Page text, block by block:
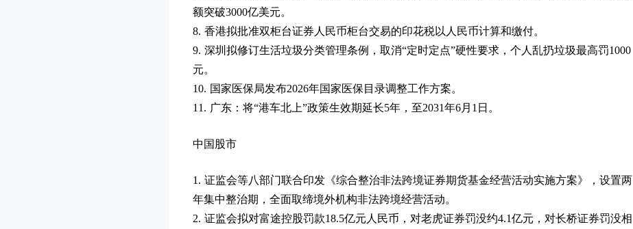
额突破3000亿美元。
8. 香港拟批准双柜台证券人民币柜台交易的印花税以人民币计算和缴付。
9. 深圳拟修订生活垃圾分类管理条例，取消“定时定点”硬性要求，个人乱扔垃圾最高罚1000
元。
10. 国家医保局发布2026年国家医保目录调整工作方案。
11. 广东：将“港车北上”政策生效期延长5年，至2031年6月1日。
中国股市
1. 证监会等八部门联合印发《综合整治非法跨境证券期货基金经营活动实施方案》，设置两
年集中整治期，全面取缔境外机构非法跨境经营活动。
2. 证监会拟对富途控股罚款18.5亿元人民币，对老虎证券罚没约4.1亿元，对长桥证券罚没相